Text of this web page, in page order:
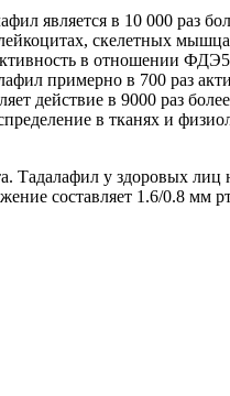
является в 10 000
скелетных
в отношении
примерно в 700 раз
действие в 9000 раз
в тканях и
у здоровых лиц
составляет 1.6/0.8 мм